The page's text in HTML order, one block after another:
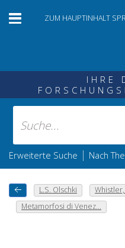
ZUM HAUPTINHALT
IHRE
Erweiterte Suche | Nach
L.S. Olschki
Metamorfosi di Venez...